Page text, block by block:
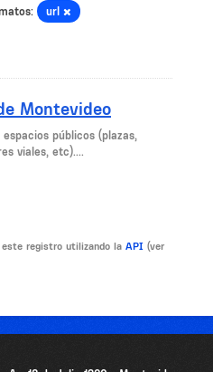
url
Montevideo
públicos (plazas,
viales, etc)....
registro utilizando la API (ver